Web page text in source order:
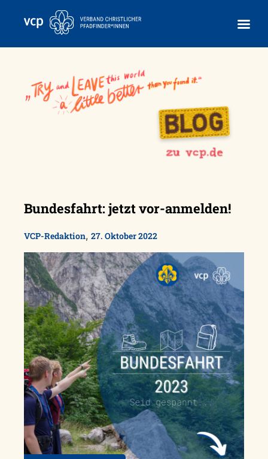
Bundesfahrt: jetzt vor-anmelden!
VCP-Redaktion, 27. Oktober 2022